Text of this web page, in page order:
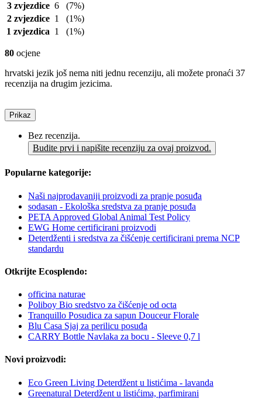
3 zvjezdice 6
(7%)
2 zvjezdice 1
(1%)
1 zvjezdica 1 (1%)
80 ocjene
hrvatski jezik još nema niti jednu recenziju, ali možete pronaći 37
recenzija na drugim jezicima.
Prikaz
Bez recenzija.
Budite prvi i napišite recenziju za ovaj proizvod.
Popularne kategorije:
Naši najprodavaniji proizvodi za pranje posuđa
sodasan - Ekološka sredstva za pranje posuđa
PETA Approved Global Animal Test Policy
EWG Home certificirani proizvodi
Deterdženti i sredstva za čišćenje certificirani prema NCP
standardu
Otkrijte Ecosplendo:
officina naturae
Poliboy Bio sredstvo za čišćenje od octa
Tranquillo Posudica za sapun Douceur Florale
Blu Casa Sjaj za perilicu posuđa
CARRY Bottle Navlaka za bocu - Sleeve 0,7 l
Novi proizvodi:
Eco Green Living Deterdžent u listićima - lavanda
Greenatural Deterdžent u listićima, parfimirani